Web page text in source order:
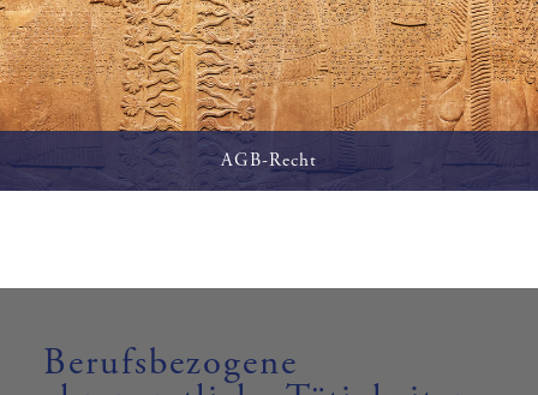
AGB-Recht
Berufsbezogene